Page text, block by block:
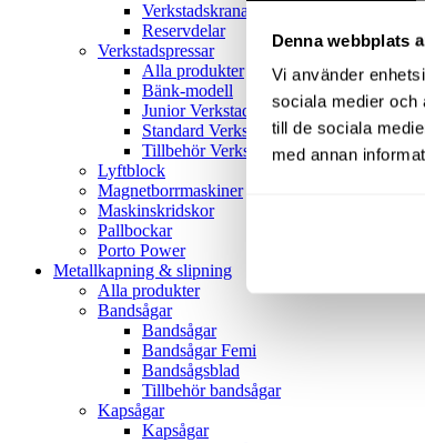
Denna webbplats
Vi använder
sociala medier och
till de sociala
med annan
Verkstadskranar
Reservdelar
Verkstadspressar
Alla produkter
Bänk-modell
Junior Verkstadspress
Standard Verkstadspress
Tillbehör Verkstadspressar
Lyftblock
Magnetborrmaskiner
Maskinskridskor
Pallbockar
Porto Power
Metallkapning & slipning
Alla produkter
Bandsågar
Bandsågar
Bandsågar Femi
Bandsågsblad
Tillbehör bandsågar
Kapsågar
Kapsågar